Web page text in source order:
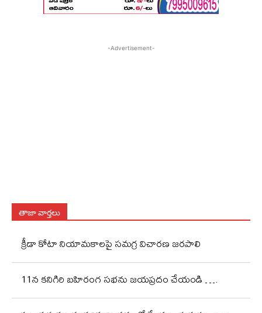
-Advertisement-
తాజా వార్తలు
క్రీడా కోటా నియామకాలపై సమగ్ర విచారణ జరపాలి
11న కనిగిరి బహిరంగ సభను జయప్రదం చేయండి ….